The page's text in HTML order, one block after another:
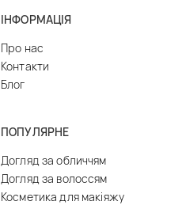
ІНФОРМАЦІЯ
Про нас
Контакти
Блог
ПОПУЛЯРНЕ
Догляд за обличчям
Догляд за волоссям
Косметика для макіяжу